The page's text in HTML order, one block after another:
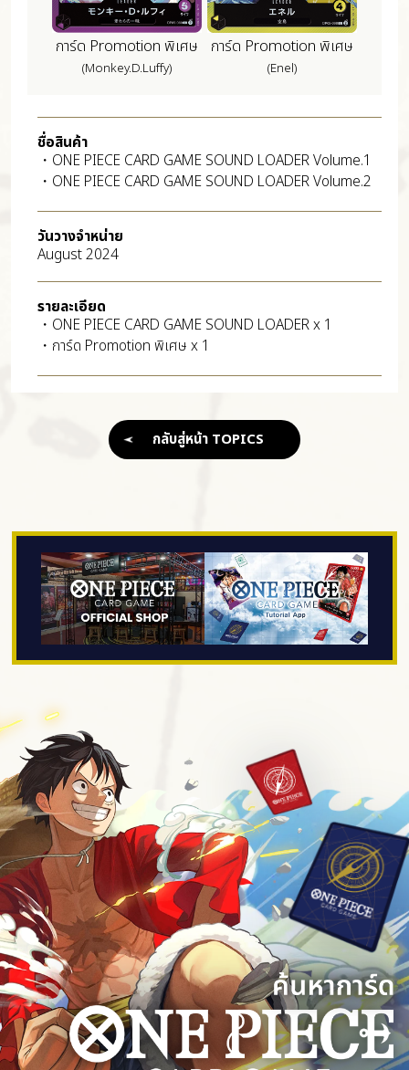
การ์ด Promotion พิเศษ
(Monkey.D.Luffy)
การ์ด Promotion พิเศษ
(Enel)
ชื่อสินค้า
・ONE PIECE CARD GAME SOUND LOADER Volume.1
・ONE PIECE CARD GAME SOUND LOADER Volume.2
วันวางจำหน่าย
August 2024
รายละเอียด
・ONE PIECE CARD GAME SOUND LOADER x 1
・การ์ด Promotion พิเศษ x 1
กลับสู่หน้า TOPICS